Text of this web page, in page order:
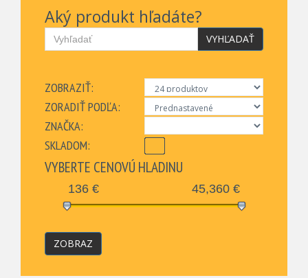
Aký produkt hľadáte?
VYHĽADAŤ
ZOBRAZIŤ:
ZORADIŤ PODĽA:
ZNAČKA:
SKLADOM:
VYBERTE CENOVÚ HLADINU
136€ 45,360 €
ZOBRAZ